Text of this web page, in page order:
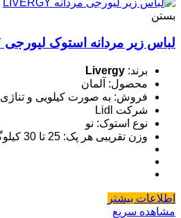
بستن
لباس زیر مردانه استوک لیورجی LIVERGY
برند: Livergy
محصول: آلمان
فروش: به صورت کیلویی و تناژی
شرکت Lidl
نوع استوک: نو
وزن تقریبی هر پک: 25 تا 30 کیلوگرم
اطلاعات بیشتر
مشاهده سریع